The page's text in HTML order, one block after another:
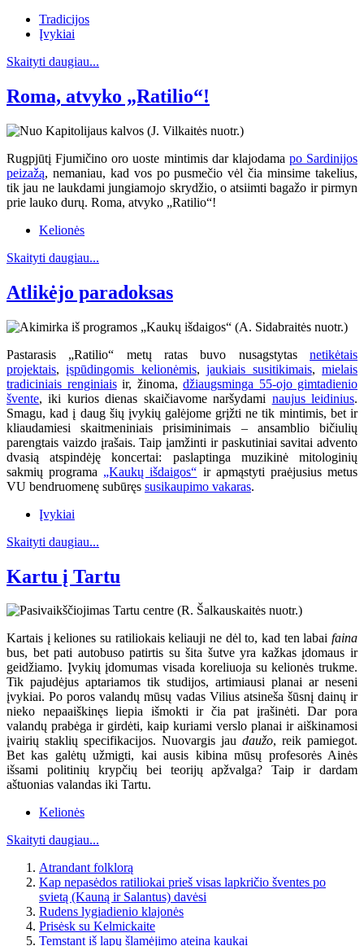
Tradicijos
Įvykiai
Skaityti daugiau...
Roma, atvyko „Ratilio“!
Rugpjūtį Fjumičino oro uoste mintimis dar klajodama po Sardinijos
peizažą, nemaniau, kad vos po pusmečio vėl čia minsime takelius,
tik jau ne laukdami jungiamojo skrydžio, o atsiimti bagažo ir pirmyn
prie lauko durų. Roma, atvyko „Ratilio“!
Kelionės
Skaityti daugiau...
Atlikėjo paradoksas
Pastarasis „Ratilio“ metų ratas buvo nusagstytas netikėtais
projektais,įspūdingomis kelionėmis,jaukiais susitikimais,mielais
tradiciniais renginiaisir, žinoma, džiaugsminga 55-ojo gimtadienio
švente, iki kurios dienas skaičiavome naršydami naujus leidinius.
Smagu, kad į daug šių įvykių galėjome grįžti ne tik mintimis, bet ir
kliaudamiesi skaitmeniniais prisiminimais – ansamblio bičiulių
parengtais vaizdo įrašais. Taip įamžinti ir paskutiniai savitai advento
dvasią atspindėję koncertai: paslaptinga muzikinė mitologinių
sakmių programa „Kaukų išdaigos“ ir apmąstyti praėjusius metus
VU bendruomenę subūręs susikaupimo vakaras.
Įvykiai
Skaityti daugiau...
Kartu į Tartu
Kartais į keliones su ratiliokais keliauji ne dėl to, kad ten labai faina
bus, bet pati autobuso patirtis su šita šutve yra kažkas įdomaus ir
geidžiamo. Įvykių įdomumas visada koreliuoja su kelionės trukme.
Tik pajudėjus aptariamos tik studijos, artimiausi planai ar neseni
įvykiai. Po poros valandų mūsų vadas Vilius atsineša šūsnį dainų ir
nieko nepaaiškinęs liepia išmokti ir čia pat įrašinėti. Dar pora
valandų prabėga ir girdėti, kaip kuriami verslo planai ir aiškinamosi
įvairių staklių specifikacijos. Nuovargis jau daužo, reik pamiegot.
Bet kas galėtų užmigti, kai ausis kibina mūsų profesorės Ainės
išsami politinių krypčių bei teorijų apžvalga? Taip ir dardam
aštuonias valandas iki Tartu.
Kelionės
Skaityti daugiau...
Atrandant folklorą
Kap nepasėdos ratiliokai prieš visas lapkričio šventes po
svietą (Kauną ir Salantus) davėsi
Rudens lygiadienio klajonės
Prisėsk su Kelmickaite
Temstant iš lapų šlamėjimo ateina kaukai